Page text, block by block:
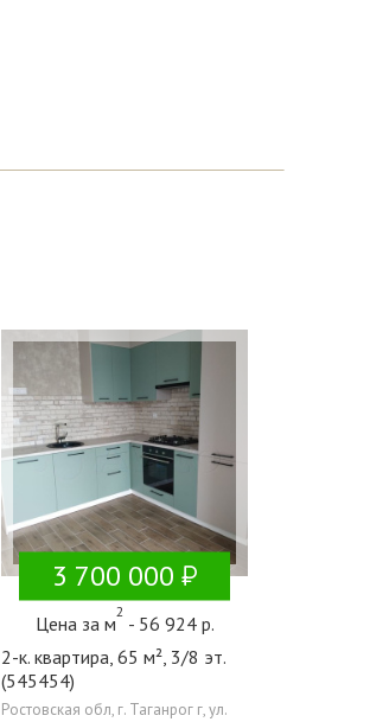
3 700 000
Цена за м
2
- 56 924 р.
2-к. квартира, 65 м², 3/8 эт.
(545454)
Ростовская обл, г. Таганрог г, ул.